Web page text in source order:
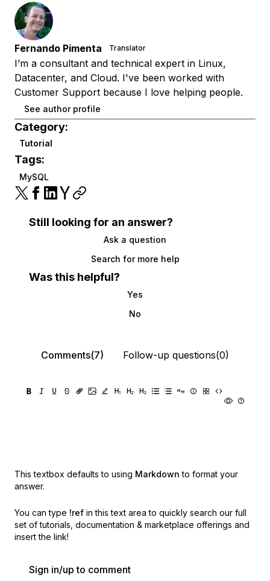
Fernando Pimenta Translator
I’m a consultant and technical expert in Linux,
Datacenter, and Cloud. I've been worked with
Customer Support because I love helping people.
See author profile
Category:
Tutorial
Tags:
MySQL
Still looking for an answer?
Ask a question
Search for more help
Was this helpful?
Yes
No
Comments(7) Follow-up questions(0)
This textbox defaults to using Markdown to format your
answer.
You can type !ref in this text area to quickly search our full
set of tutorials, documentation & marketplace offerings and
insert the link!
Sign in/up to comment